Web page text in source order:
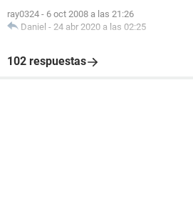
ray0324 - 6 oct 2008 a las 21:26
Daniel - 24 abr 2020 a las 02:25
102 respuestas